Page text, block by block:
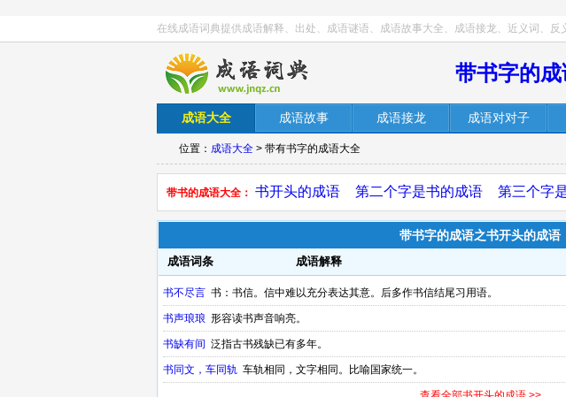
在线成语词典提供成语解释、出处、成语谜语、成语故事大全、成语接龙、近义词、反
带书字的
成语大全 成语故事 成语接龙 成语对对子
位置： 成语大全 > 带有书字的成语大全
带书的成语大全： 书开头的成语 第二个字是书的成语 第三个字
带书字的成语之书开头的成语
成语词条 成语解释
书不尽言 书：书信。信中难以充分表达其意。后多作书信结尾习用语。
书声琅琅 形容读书声音响亮。
书缺有间 泛指古书残缺已有多年。
书同文，车同轨 车轨相同，文字相同。比喻国家统一。